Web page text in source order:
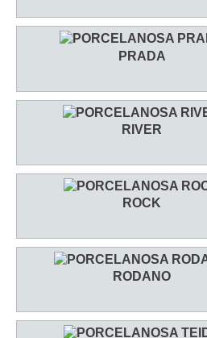
PRADA
RIVER
ROCK
RODANO